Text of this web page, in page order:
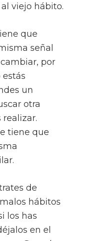
viejo hábito.
que
señal
por
un
otra
tiene que
de
hábitos
los has
en el